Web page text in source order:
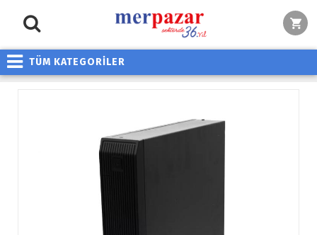
TÜM KATEGORİLER